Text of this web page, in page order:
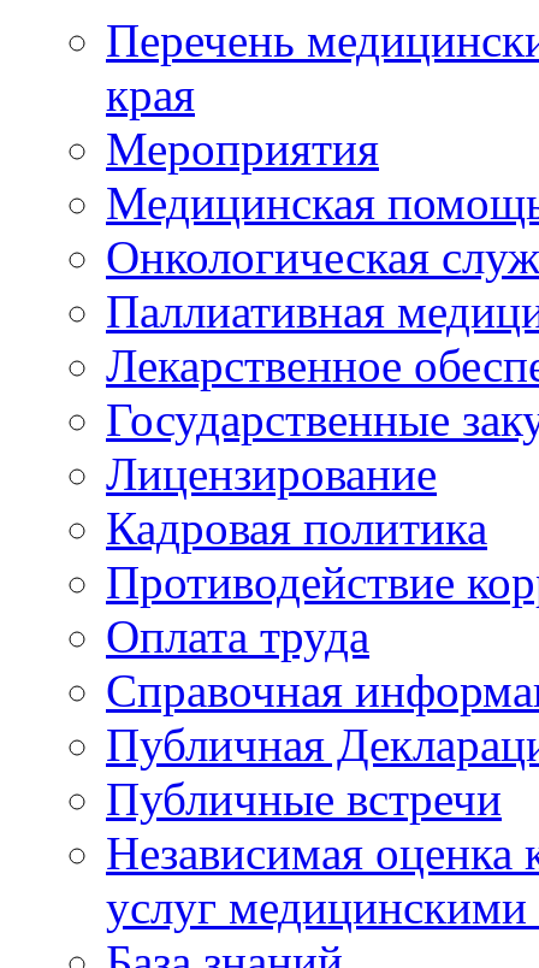
Перечень
края
Мероприятия
Медицинская
Онкологическая
Паллиативная
Лекарственное
Государственные
Лицензирование
Кадровая политика
Противодействие
Оплата труда
Справочная
Публичная
Публичные встречи
Независимая оценка
услуг